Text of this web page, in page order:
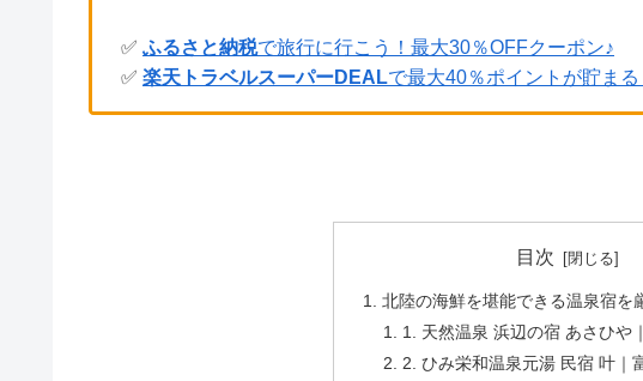
✅ ふるさと納税で旅行に行こう！最大30％OFFクーポン♪
✅ 楽天トラベルスーパーDEALで最大40％ポイントが貯まる
目次
北陸の海鮮を堪能できる温泉宿を
1. 天然温泉 浜辺の宿 あさひや
2. ひみ栄和温泉元湯 民宿 叶｜